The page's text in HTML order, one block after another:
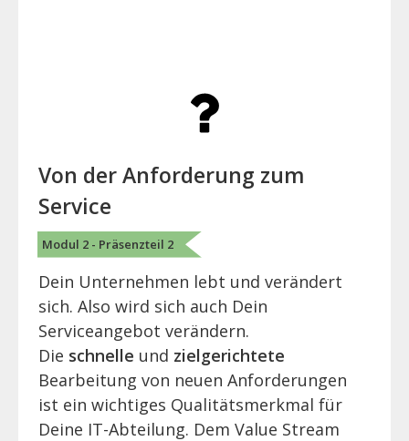
Von der Anforderung zum
Service
Modul 2 - Präsenzteil 2
Dein Unternehmen lebt und verändert
sich. Also wird sich auch Dein
Serviceangebot verändern.
Die schnelle und zielgerichtete
Bearbeitung von neuen Anforderungen
ist ein wichtiges Qualitätsmerkmal für
Deine IT-Abteilung. Dem Value Stream